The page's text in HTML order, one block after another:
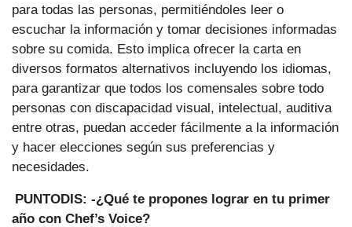
para todas las personas, permitiéndoles leer o
escuchar la información y tomar decisiones informadas
sobre su comida. Esto implica ofrecer la carta en
diversos formatos alternativos incluyendo los idiomas,
para garantizar que todos los comensales sobre todo
personas con discapacidad visual, intelectual, auditiva
entre otras, puedan acceder fácilmente a la información
y hacer elecciones según sus preferencias y
necesidades.
PUNTODIS: -¿Qué te propones lograr en tu primer
año con Chef’s Voice?